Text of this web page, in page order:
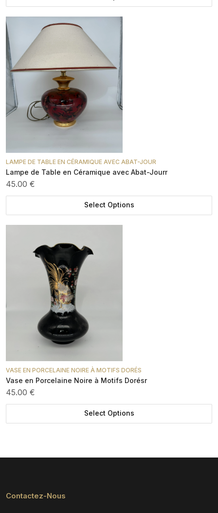
LAMPE DE TABLE EN CÉRAMIQUE AVEC ABAT-JOUR
Lampe de Table en Céramique avec Abat-Jourr
45.00 €
Select Options
VASE EN PORCELAINE NOIRE À MOTIFS DORÉS
Vase en Porcelaine Noire à Motifs Dorésr
45.00 €
Select Options
Contactez-Nous